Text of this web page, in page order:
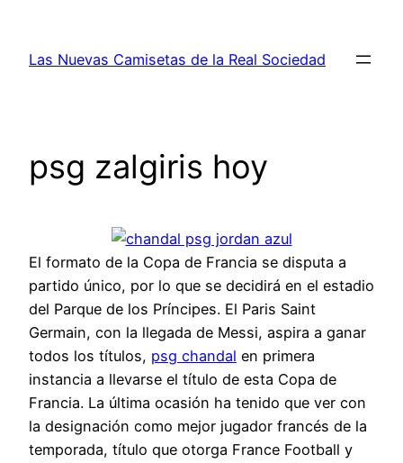
contenido
Las Nuevas Camisetas de la Real Sociedad
psg zalgiris hoy
El formato de la Copa de Francia se disputa a
partido único, por lo que se decidirá en el estadio
del Parque de los Príncipes. El Paris Saint
Germain, con la llegada de Messi, aspira a ganar
todos los títulos, psg chandal en primera
instancia a llevarse el título de esta Copa de
Francia. La última ocasión ha tenido que ver con
la designación como mejor jugador francés de la
temporada, título que otorga France Football y